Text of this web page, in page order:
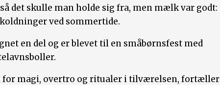
det skulle man holde sig fra, men mælk var godt:
ved sommertide.
en del og er blevet til en småbørnsfest med
for magi, overtro og ritualer i tilværelsen, fortæller